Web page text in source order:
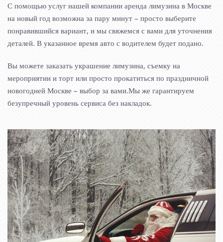
С помощью услуг нашей компании аренда лимузина в Москве
на новый год возможна за пару минут – просто выберите
понравившийся вариант, и мы свяжемся с вами для уточнения
деталей. В указанное время авто с водителем будет подано.
Вы можете заказать украшение лимузина, съемку на
мероприятии и торт или просто прокатиться по праздничной
новогодней Москве – выбор за вами.Мы же гарантируем
безупречный уровень сервиса без накладок.